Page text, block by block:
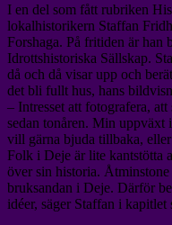
I en del som fått rubriken
lokalhistorikern Staffan
Forshaga. På fritiden är han
Idrottshistoriska Sällskap.
då och då visar upp och
det bli fullt hus, hans
– Intresset att fotografera,
sedan tonåren. Min
vill gärna bjuda tillbaka,
Folk i Deje är lite kantstötta
över sin historia.
bruksandan i Deje. Därför
idéer, säger Staffan i